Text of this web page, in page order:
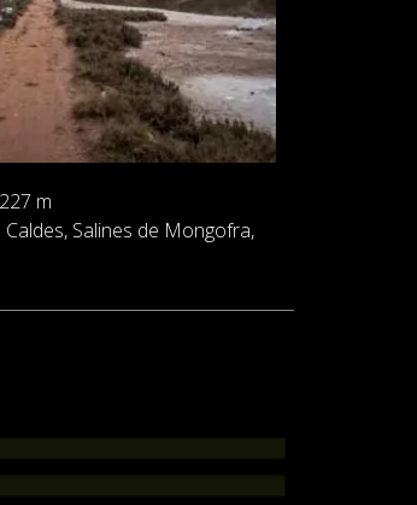
227 m
Salines de Mongofra,